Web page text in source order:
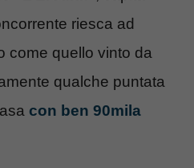
riesca ad
come quello vinto da
qualche puntata
con ben 90mila